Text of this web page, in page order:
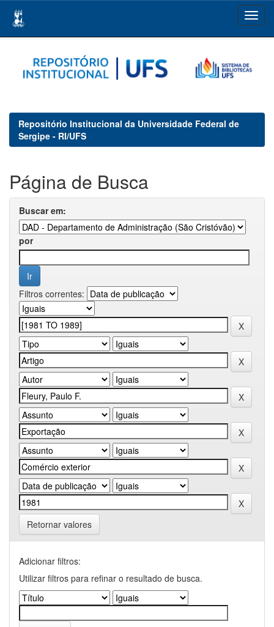
navigation
Repositório Institucional da Universidade Federal de
Sergipe - RI/UFS
Página de Busca
Buscar em:
por
Filtros correntes:
Retornar valores
Adicionar filtros:
Utilizar filtros para refinar o resultado de busca.